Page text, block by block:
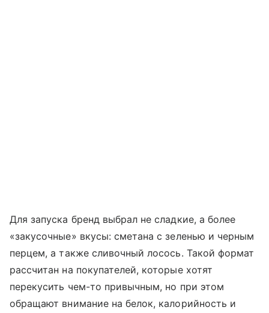
Для запуска бренд выбрал не сладкие, а более
«закусочные» вкусы: сметана с зеленью и черным
перцем, а также сливочный лосось. Такой формат
рассчитан на покупателей, которые хотят
перекусить чем-то привычным, но при этом
обращают внимание на белок, калорийность и